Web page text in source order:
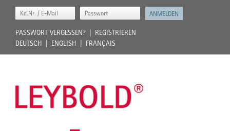
PASSWORT VERGESSEN?
REGISTRIEREN
DEUTSCH
ENGLISH FRANÇAIS